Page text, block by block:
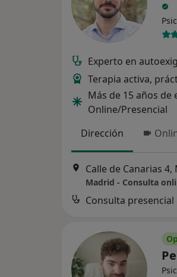
Experto en
Terapia activa,
Más de 15 años de
Online/Presencial
Dirección
Calle de Canarias
Madrid - Consulta
Consulta presencial